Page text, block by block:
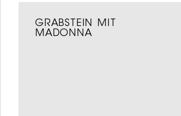
GRABSTEIN MIT
MADONNA